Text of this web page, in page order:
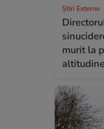
Știri Externe
murit la